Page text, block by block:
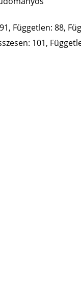
Független: 88,
101,